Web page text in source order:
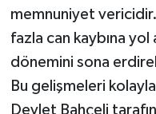
memnuniyet
fazla can kaybına yol
dönemini sona
Bu gelişmeleri
Devlet Bahçeli